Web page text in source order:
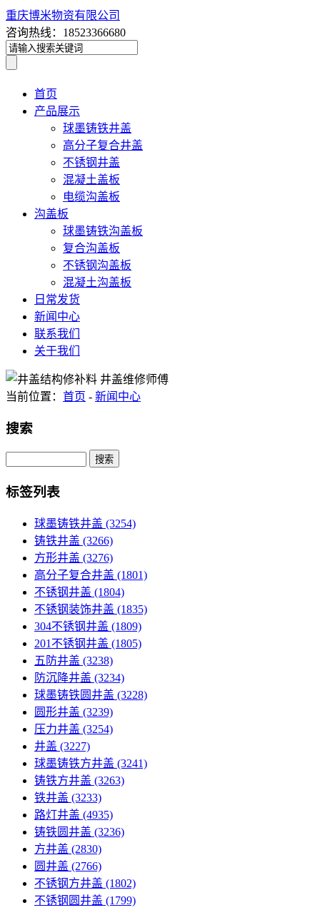
重庆博米物资有限公司
咨询热线：18523366680
首页
产品展示
球墨铸铁井盖
高分子复合井盖
不锈钢井盖
混凝土盖板
电缆沟盖板
沟盖板
球墨铸铁沟盖板
复合沟盖板
不锈钢沟盖板
混凝土沟盖板
日常发货
新闻中心
联系我们
关于我们
当前位置： 首页 - 新闻中心
搜索
Search
标签列表
球墨铸铁井盖 (3254)
铸铁井盖 (3266)
方形井盖 (3276)
高分子复合井盖 (1801)
不锈钢井盖 (1804)
不锈钢装饰井盖 (1835)
304不锈钢井盖 (1809)
201不锈钢井盖 (1805)
五防井盖 (3238)
防沉降井盖 (3234)
球墨铸铁圆井盖 (3228)
圆形井盖 (3239)
压力井盖 (3254)
井盖 (3227)
球墨铸铁方井盖 (3241)
铸铁方井盖 (3263)
铁井盖 (3233)
路灯井盖 (4935)
铸铁圆井盖 (3236)
方井盖 (2830)
圆井盖 (2766)
不锈钢方井盖 (1802)
不锈钢圆井盖 (1799)